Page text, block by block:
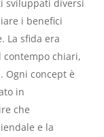
sviluppati diversi
i benefici
La sfida era
contempo chiari,
Ogni concept è
in
che
e la